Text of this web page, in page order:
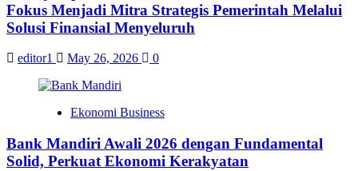
Fokus Menjadi Mitra Strategis Pemerintah Melalui
Solusi Finansial Menyeluruh
editor1 May 26, 2026 0
Ekonomi Business
Bank Mandiri Awali 2026 dengan Fundamental
Solid, Perkuat Ekonomi Kerakyatan